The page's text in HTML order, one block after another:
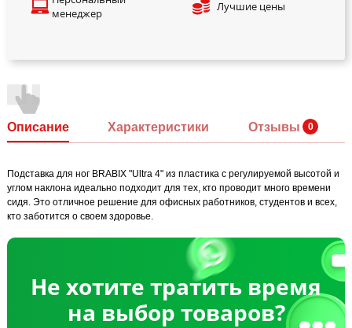
менеджер
Лучшие цены
Описание Характеристики Отзывы
Подставка для ног BRABIX "Ultra 4" из пластика с регулируемой высотой и
углом наклона идеально подходит для тех, кто проводит много времени
сидя. Это отличное решение для офисных работников, студентов и всех,
кто заботится о своем здоровье.
Не хотите тратить время
на выбор товаров?